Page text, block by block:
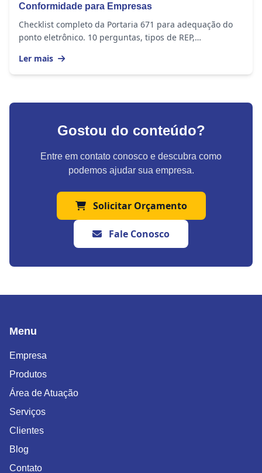
Conformidade para Empresas
Checklist completo da Portaria 671 para adequação do
ponto eletrônico. 10 perguntas, tipos de REP,
Ler mais
Gostou do conteúdo?
Entre em contato conosco e descubra como
podemos ajudar sua empresa.
Solicitar Orçamento
Fale Conosco
Menu
Empresa
Produtos
Área de Atuação
Serviços
Clientes
Blog
Contato